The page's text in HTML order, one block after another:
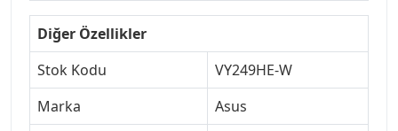
Diğer Özellikler
Stok Kodu
VY249HE-W
Marka
Asus